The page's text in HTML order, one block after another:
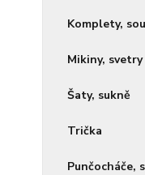
Komplety,
Mikiny, svetry
Šaty, sukně
Trička
Punčocháče,